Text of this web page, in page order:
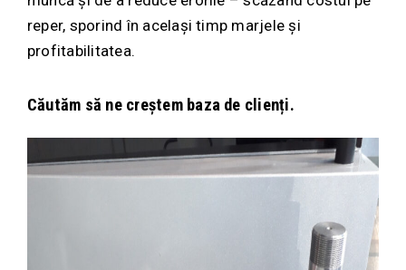
reper, sporind în același timp marjele și
profitabilitatea.
Căutăm să ne creștem baza de clienți.